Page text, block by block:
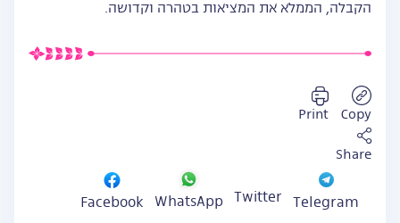
הקבלה, הממלא את המציאות בטהרה וקדושה.
Copy
Print
Share
Telegram
Twitter
WhatsApp
Facebook